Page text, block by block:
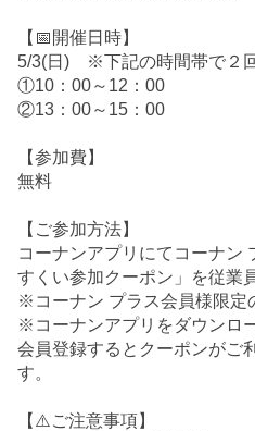
【📅開催日時】
5/3(日) ※下記の時間帯で２
①10：00～12：00
②13：00～15：00
【参加費】
無料
【ご参加方法】
コーナンアプリにてコーナン
すくい参加クーポン」を従業
※コーナン プラス会員様限定
※コーナンアプリをダウンロ
会員登録するとクーポンがご
す。
【⚠️ご注意事項】